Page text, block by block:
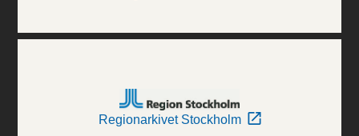
Regionarkivet Stockholm